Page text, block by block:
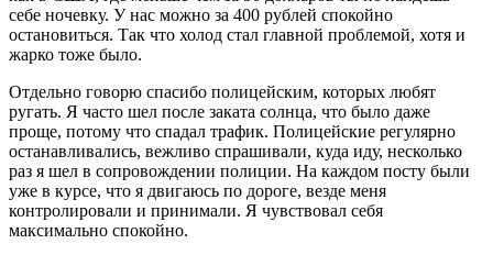
себе ночевку. У нас можно за 400 рублей спокойно
остановиться. Так что холод стал главной проблемой, хотя и
жарко тоже было.
Отдельно говорю спасибо полицейским, которых любят
ругать. Я часто шел после заката солнца, что было даже
проще, потому что спадал трафик. Полицейские регулярно
останавливались, вежливо спрашивали, куда иду, несколько
раз я шел в сопровождении полиции. На каждом посту были
уже в курсе, что я двигаюсь по дороге, везде меня
контролировали и принимали. Я чувствовал себя
максимально спокойно.